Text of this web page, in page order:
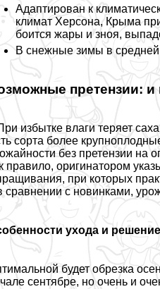
Адаптирован к
климат Херсона, Крыма
боится жары и зноя,
В снежные зимы в средней
претензии: и
избытке влаги теряет
сорта более
без претензии на
правило, оригинатором
при которых
сравнении с новинками,
ухода и
будет обрезка
сентябре, но очень и